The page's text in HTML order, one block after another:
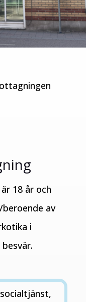
18 år och
av
i